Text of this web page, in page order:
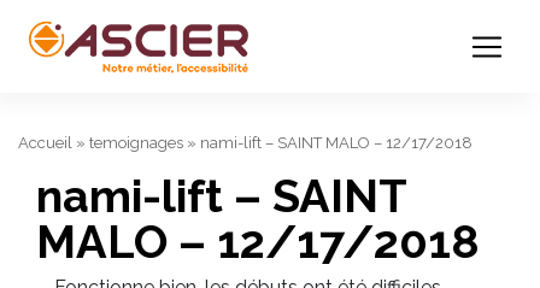
Accueil » temoignages » nami-lift – SAINT MALO – 12/17/2018
nami-lift – SAINT
MALO – 12/17/2018